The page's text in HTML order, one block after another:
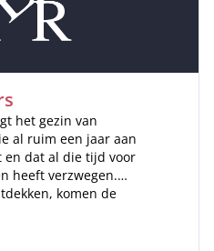
het gezin van
al ruim een jaar aan
dat al die tijd voor
heeft verzwegen.
komen de
grote druk te